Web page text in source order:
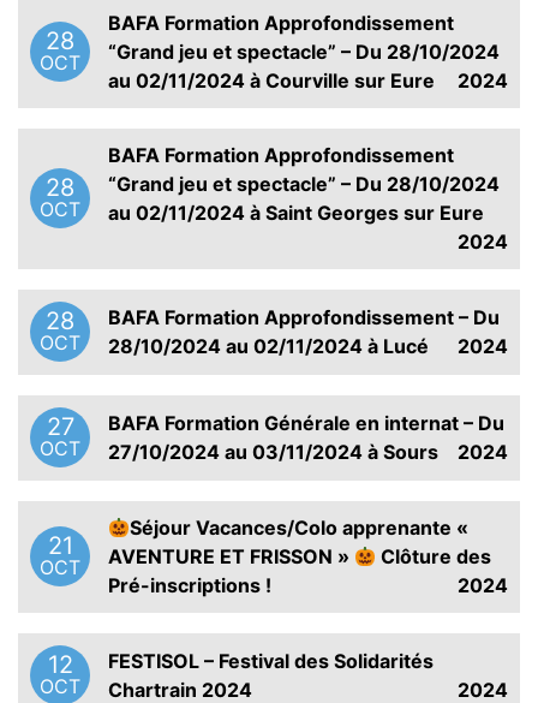
28
OCT
BAFA Formation Approfondissement
“Grand jeu et spectacle” – Du 28/10/2024
au 02/11/2024 à Courville sur Eure
2024
28
OCT
BAFA Formation Approfondissement
“Grand jeu et spectacle” – Du 28/10/2024
au 02/11/2024 à Saint Georges sur Eure
2024
28
OCT
BAFA Formation Approfondissement – Du
28/10/2024 au 02/11/2024 à Lucé
2024
27
OCT
BAFA Formation Générale en internat – Du
27/10/2024 au 03/11/2024 à Sours
2024
21
OCT
Séjour Vacances/Colo apprenante «
AVENTURE ET FRISSON »
Clôture des
Pré-inscriptions !
2024
12
OCT
FESTISOL – Festival des Solidarités
Chartrain 2024
2024